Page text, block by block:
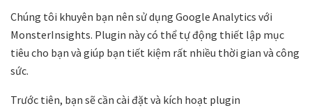
Chúng tôi khuyên bạn nên sử dụng Google Analytics với
MonsterInsights. Plugin này có thể tự động thiết lập mục
tiêu cho bạn và giúp bạn tiết kiệm rất nhiều thời gian và công
sức.
Trước tiên, bạn sẽ cần cài đặt và kích hoạt plugin